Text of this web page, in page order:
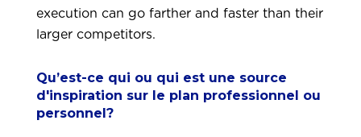
execution can go farther and faster than their
larger competitors.
Qu’est-ce qui ou qui est une source
d'inspiration sur le plan professionnel ou
personnel?